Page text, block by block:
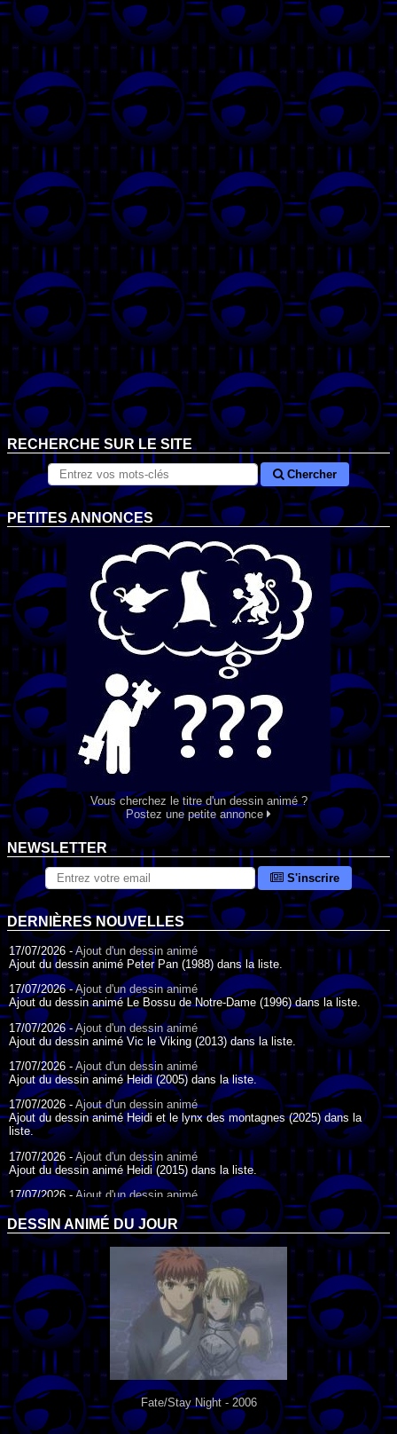
RECHERCHE SUR LE SITE
Chercher
PETITES ANNONCES
Vous cherchez le titre d'un dessin animé ?
Postez une petite annonce
NEWSLETTER
S'inscrire
DERNIÈRES NOUVELLES
17/07/2026 -Ajout d'un dessin animé
Ajout du dessin animé Peter Pan (1988) dans la liste.
17/07/2026 -Ajout d'un dessin animé
Ajout du dessin animé Le Bossu de Notre-Dame (1996) dans la liste.
17/07/2026 -Ajout d'un dessin animé
Ajout du dessin animé Vic le Viking (2013) dans la liste.
17/07/2026 - Ajout d'un dessin animé
Ajout du dessin animé Heidi (2005) dans la liste.
17/07/2026 - Ajout d'un dessin animé
Ajout du dessin animé Heidi et le lynx des montagnes (2025) dans la
liste.
17/07/2026 - Ajout d'un dessin animé
Ajout du dessin animé Heidi (2015) dans la liste.
17/07/2026 -Ajout d'un dessin animé
Ajout du dessin animé Heidi (1995) dans la liste.
09/07/2026 -Ajout d'un dessin animé
Ajout du dessin animé Genki l'Aventurier de la Chance (2006) dans la
04/07/2026 -Ajout d'un dessin animé
Ajout du dessin animé Vilain Petit Canard (2000) dans la liste.
04/07/2026 - Ajout d'un dessin animé
Ajout du dessin animé Le Noël du vilain petit canard (2003) dans la liste.
DESSIN ANIMÉ DU JOUR
Fate/Stay Night - 2006